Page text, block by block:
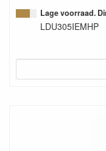
Lage voorraad.
LDU305IEMHP